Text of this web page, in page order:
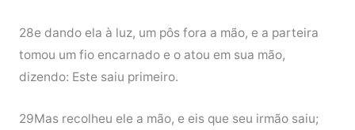
28e dando ela à luz, um pôs fora a mão, e a parteira
tomou um fio encarnado e o atou em sua mão,
dizendo: Este saiu primeiro.
29Mas recolheu ele a mão, e eis que seu irmão saiu;